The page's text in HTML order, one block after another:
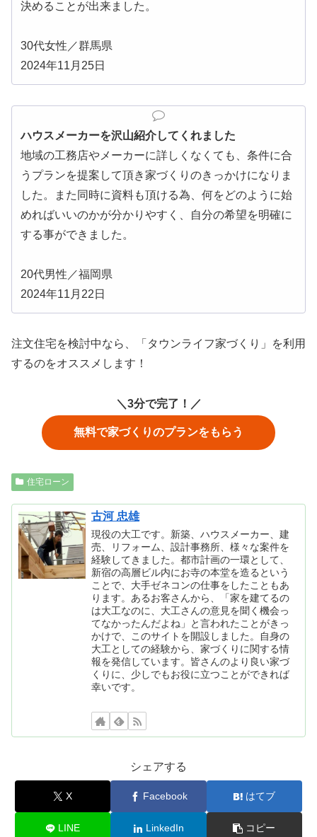
決めることが出来ました。
30代女性／群馬県
2024年11月25日
ハウスメーカーを沢山紹介してくれました
地域の工務店やメーカーに詳しくなくても、条件に合
うプランを提案して頂き家づくりのきっかけになりま
した。また同時に資料も頂ける為、何をどのように始
めればいいのかが分かりやすく、自分の希望を明確に
する事ができました。
20代男性／福岡県
2024年11月22日
注文住宅を検討中なら、「タウンライフ家づくり」を利用
するのをオススメします！
＼3分で完了！／
無料で家づくりのプランをもらう
住宅ローン
古河 忠雄
現役の大工です。新築、ハウスメーカー、建
売、リフォーム、設計事務所、様々な案件を
経験してきました。都市計画の一環として、
新宿の高層ビル内にお寺の本堂を造るという
ことで、大手ゼネコンの仕事をしたこともあ
ります。あるお客さんから、「家を建てるの
は大工なのに、大工さんの意見を聞く機会っ
てなかったんだよね」と言われたことがきっ
かけで、このサイトを開設しました。自身の
大工としての経験から、家づくりに関する情
報を発信しています。皆さんのより良い家づ
くりに、少しでもお役に立つことができれば
幸いです。
シェアする
X Facebook はてブ
LINE LinkedIn コピー